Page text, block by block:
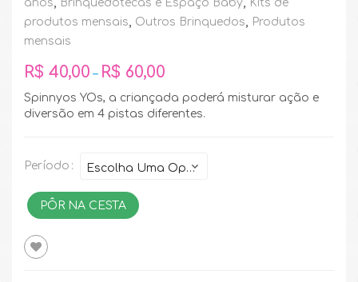
anos
Brinquedotecas e Espaço Baby
Kits de
produtos mensais
Outros Brinquedos
Produtos
mensais
R$ 40,00 – R$ 60,00
Spinnyos YOs, a criançada poderá misturar ação e
diversão em 4 pistas diferentes.
Período
PÔR NA CESTA